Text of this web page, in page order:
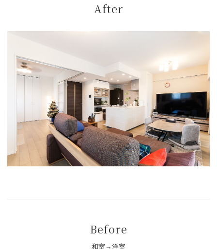
After
Before
和室→洋室